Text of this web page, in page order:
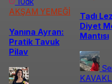
AKŞAM YEMEĞİ
Yanına Ayran:
Pratik Tavuk
Pilav
Tadı
Diyet
Mantısı